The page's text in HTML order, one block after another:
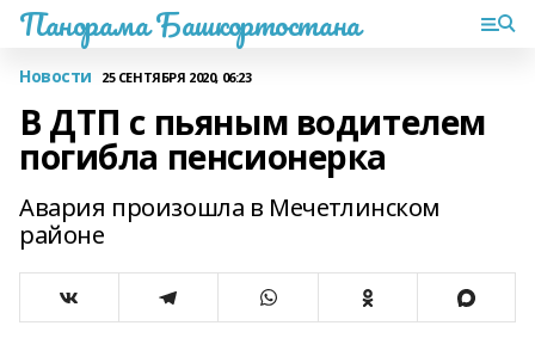
Панорама Башкортостана
Новости 25 СЕНТЯБРЯ 2020, 06:23
В ДТП с пьяным водителем
погибла пенсионерка
Авария произошла в Мечетлинском
районе